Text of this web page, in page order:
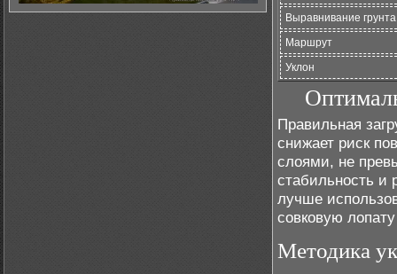
Выравнивание грунта
Маршрут
Уклон
Правильная
снижает риск
слоями, не
стабильность и
лучше
совковую
Методика